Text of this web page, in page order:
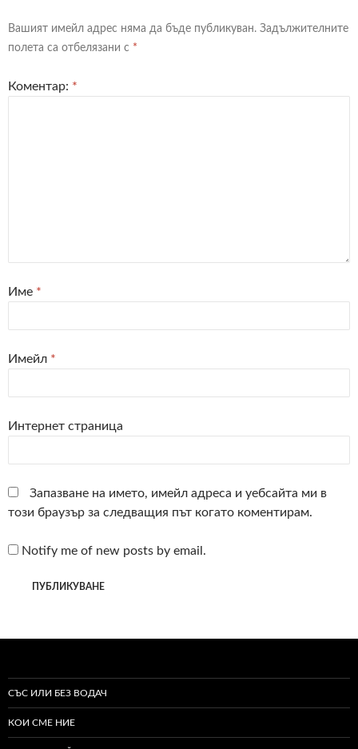
Вашият имейл адрес няма да бъде публикуван. Задължителните
полета са отбелязани с *
Коментар: *
Име *
Имейл *
Интернет страница
Запазване на името, имейл адреса и уебсайта ми в
този браузър за следващия път когато коментирам.
Notify me of new posts by email.
СЪС ИЛИ БЕЗ ВОДАЧ
КОИ СМЕ НИЕ